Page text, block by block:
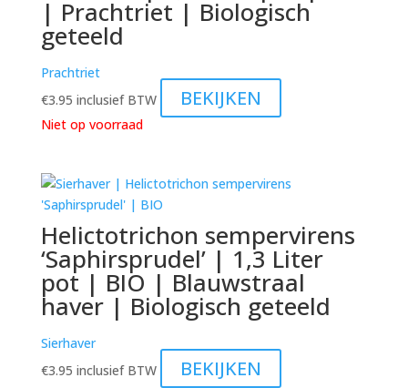
| Prachtriet | Biologisch
geteeld
Prachtriet
€3.95 inclusief BTW BEKIJKEN
Niet op voorraad
Helictotrichon sempervirens
‘Saphirsprudel’ | 1,3 Liter
pot | BIO | Blauwstraal
haver | Biologisch geteeld
Sierhaver
€3.95 inclusief BTW BEKIJKEN